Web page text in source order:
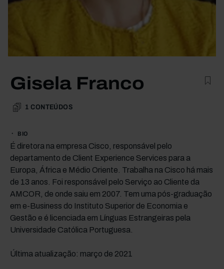
Gisela Franco
1 CONTEÚDOS
BIO
É diretora na empresa Cisco, responsável pelo
departamento de Client Experience Services para a
Europa, África e Médio Oriente. Trabalha na Cisco há mais
de 13 anos. Foi responsável pelo Serviço ao Cliente da
AMCOR, de onde saiu em 2007. Tem uma pós-graduação
em e-Business do Instituto Superior de Economia e
Gestão e é licenciada em Línguas Estrangeiras pela
Universidade Católica Portuguesa.
Última atualização: março de 2021